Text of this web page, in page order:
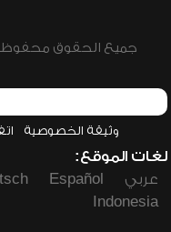
جميع الحقوق محفوظة © 2026 - 1998 لشبكة
وثيقة الخصوصية
لغات الموقع:
عربي
Español
Indonesia